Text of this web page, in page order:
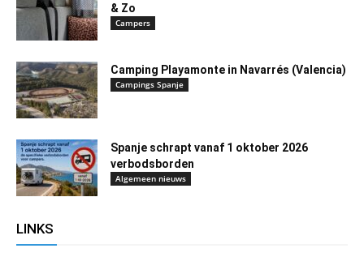
& Zo
Campers
Camping Playamonte in Navarrés (Valencia)
Campings Spanje
Spanje schrapt vanaf 1 oktober 2026
verbodsborden
Algemeen nieuws
LINKS